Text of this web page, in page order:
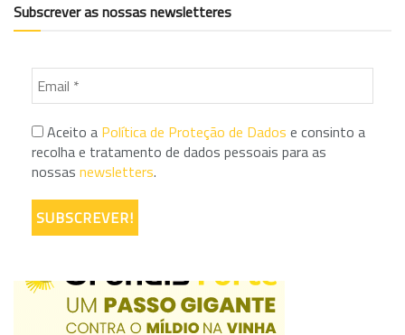
Subscrever as nossas newsletteres
Aceito a Política de Proteção de Dados e consinto a
recolha e tratamento de dados pessoais para as
nossas newsletters.